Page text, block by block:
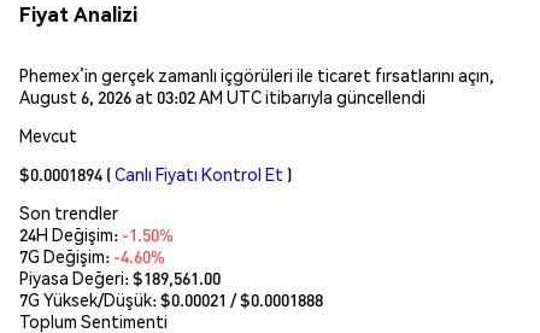
Fiyat Analizi
Phemex’in gerçek zamanlı içgörüleri ile ticaret fırsatlarını açın,
August 6, 2026 at 03:02 AM UTC itibarıyla güncellendi
Mevcut
$0.0001894 (Canlı Fiyatı Kontrol Et )
Son trendler
24H Değişim: -1.50%
7G Değişim: -4.60%
Piyasa Değeri:$189,561.00
7G Yüksek/Düşük: $0.00021 / $0.0001888
Toplum Sentimenti